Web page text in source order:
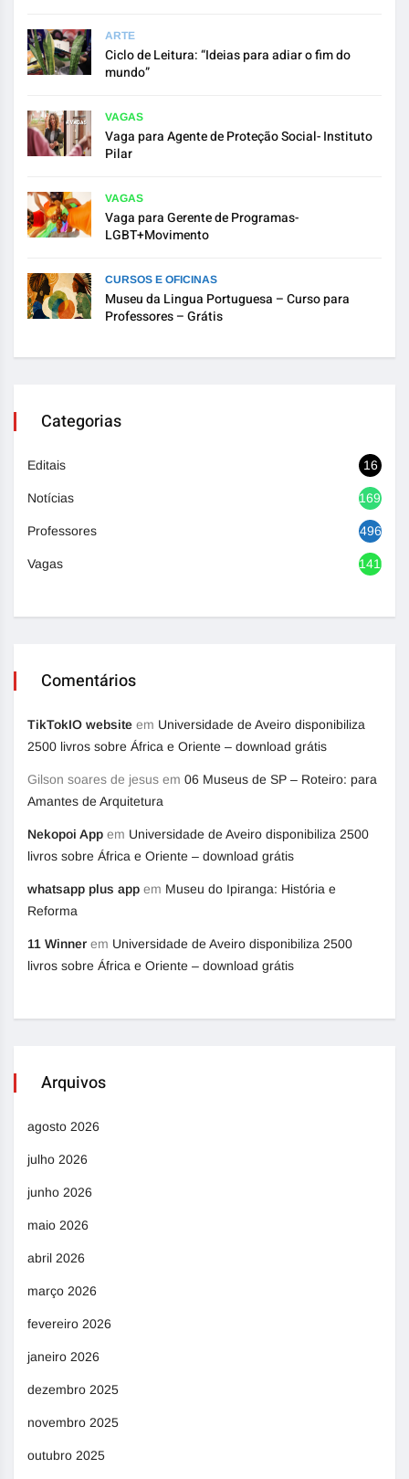
ARTE
Ciclo de Leitura: “Ideias para adiar o fim do
mundo”
VAGAS
Vaga para Agente de Proteção Social- Instituto
Pilar
VAGAS
Vaga para Gerente de Programas-
LGBT+Movimento
CURSOS E OFICINAS
Museu da Lingua Portuguesa – Curso para
Professores – Grátis
Categorias
Editais 16
Notícias 1692
Professores 496
Vagas 1416
Comentários
TikTokIO website em Universidade de Aveiro disponibiliza
2500 livros sobre África e Oriente – download grátis
Gilson soares de jesus em 06 Museus de SP – Roteiro: para
Amantes de Arquitetura
Nekopoi App em Universidade de Aveiro disponibiliza 2500
livros sobre África e Oriente – download grátis
whatsapp plus app em Museu do Ipiranga: História e
Reforma
11 Winner em Universidade de Aveiro disponibiliza 2500
livros sobre África e Oriente – download grátis
Arquivos
agosto 2026
julho 2026
junho 2026
maio 2026
abril 2026
março 2026
fevereiro 2026
janeiro 2026
dezembro 2025
novembro 2025
outubro 2025